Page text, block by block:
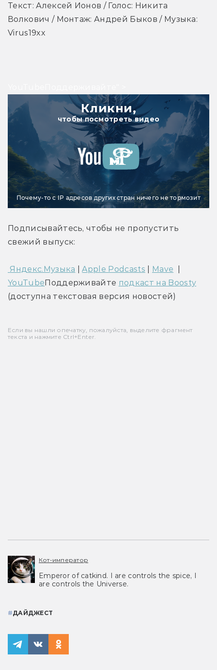
Текст: Алексей Ионов / Голос: Никита
Волкович / Монтаж: Андрей Быков / Музыка:
Virus19xx
Кликни,
чтобы посмотреть видео
Почему-то с IP адресов других стран ничего не тормозит
Подписывайтесь, чтобы не пропустить
свежий выпуск:
Яндекс.Музыка | Apple Podcasts Mave
YouTubeПоддерживайте подкаст на Boosty
(доступна текстовая версия новостей)
Если вы нашли опечатку, пожалуйста, выделите фрагмент
текста и нажмите Ctrl+Enter.
Кот-император
Emperor of catkind. I are controls the spice, I
are controls the Universe.
#ДАЙДЖЕСТ